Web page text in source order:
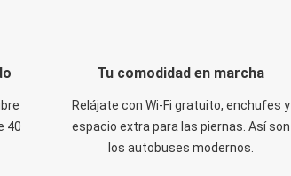
40
Tu comodidad en marcha
Relájate con Wi-Fi gratuito, enchufes y
espacio extra para las piernas. Así son
los autobuses modernos.